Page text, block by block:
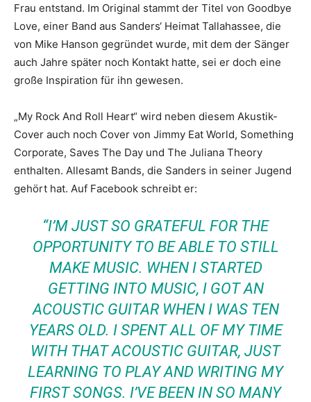
Frau entstand. Im Original stammt der Titel von Goodbye
Love, einer Band aus Sanders‘ Heimat Tallahassee, die
von Mike Hanson gegründet wurde, mit dem der Sänger
auch Jahre später noch Kontakt hatte, sei er doch eine
große Inspiration für ihn gewesen.
„My Rock And Roll Heart“ wird neben diesem Akustik-
Cover auch noch Cover von Jimmy Eat World, Something
Corporate, Saves The Day und The Juliana Theory
enthalten. Allesamt Bands, die Sanders in seiner Jugend
gehört hat. Auf Facebook schreibt er:
“I’M JUST SO GRATEFUL FOR THE
OPPORTUNITY TO BE ABLE TO STILL
MAKE MUSIC. WHEN I STARTED
GETTING INTO MUSIC, I GOT AN
ACOUSTIC GUITAR WHEN I WAS TEN
YEARS OLD. I SPENT ALL OF MY TIME
WITH THAT ACOUSTIC GUITAR, JUST
LEARNING TO PLAY AND WRITING MY
FIRST SONGS. I’VE BEEN IN SO MANY